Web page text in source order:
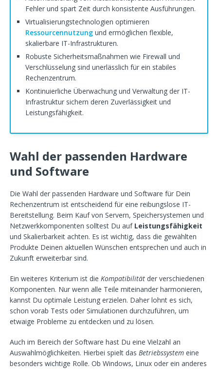
Fehler und spart Zeit durch konsistente Ausführungen.
Virtualisierungstechnologien optimieren
Ressourcennutzung und ermöglichen flexible,
skalierbare IT-Infrastrukturen.
Robuste Sicherheitsmaßnahmen wie Firewall und
Verschlüsselung sind unerlässlich für ein stabiles
Rechenzentrum.
Kontinuierliche Überwachung und Verwaltung der IT-
Infrastruktur sichern deren Zuverlässigkeit und
Leistungsfähigkeit.
Wahl der passenden Hardware
und Software
Die Wahl der passenden Hardware und Software für Dein
Rechenzentrum ist entscheidend für eine reibungslose IT-
Bereitstellung. Beim Kauf von Servern, Speichersystemen und
Netzwerkkomponenten solltest Du auf Leistungsfähigkeit
und Skalierbarkeit achten. Es ist wichtig, dass die gewählten
Produkte Deinen aktuellen Wünschen entsprechen und auch in
Zukunft erweiterbar sind.
Ein weiteres Kriterium ist die Kompatibilität der verschiedenen
Komponenten. Nur wenn alle Teile miteinander harmonieren,
kannst Du optimale Leistung erzielen. Daher lohnt es sich,
schon vorab Tests oder Simulationen durchzuführen, um
etwaige Probleme zu entdecken und zu lösen.
Auch im Bereich der Software hast Du eine Vielzahl an
Auswahlmöglichkeiten. Hierbei spielt das Betriebssystem eine
besonders wichtige Rolle. Ob Windows, Linux oder ein anderes